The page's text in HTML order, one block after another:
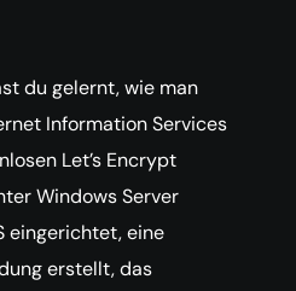
du gelernt, wie man
Information Services
Let’s Encrypt
Windows Server
eingerichtet, eine
erstellt, das